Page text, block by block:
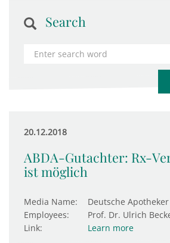
Search
20.12.2018
ABDA-Gutachter: Rx-
ist möglich
Media Name:
Deutsche
Employees:
Prof. Dr. Ulrich
Link:
Learn more